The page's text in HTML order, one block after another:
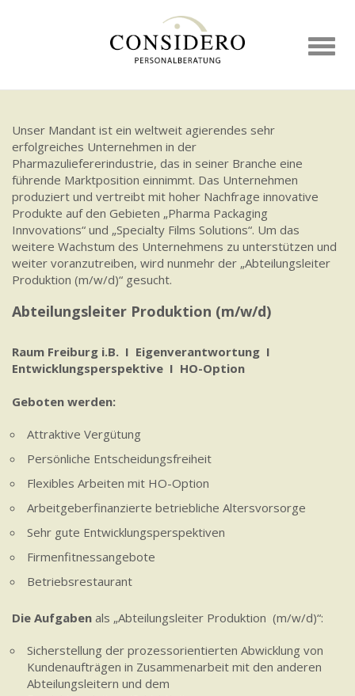
Unser Mandant ist ein weltweit agierendes sehr
erfolgreiches Unternehmen in der
Pharmazuliefererindustrie, das in seiner Branche eine
führende Marktposition einnimmt. Das Unternehmen
produziert und vertreibt mit hoher Nachfrage innovative
Produkte auf den Gebieten „Pharma Packaging
Innvovations“ und „Specialty Films Solutions“. Um das
weitere Wachstum des Unternehmens zu unterstützen und
weiter voranzutreiben, wird nunmehr der „Abteilungsleiter
Produktion (m/w/d)“ gesucht.
Abteilungsleiter Produktion (m/w/d)
Raum Freiburg i.B. I Eigenverantwortung I
Entwicklungsperspektive I HO-Option
Geboten werden:
Attraktive Vergütung
Persönliche Entscheidungsfreiheit
Flexibles Arbeiten mit HO-Option
Arbeitgeberfinanzierte betriebliche Altersvorsorge
Sehr gute Entwicklungsperspektiven
Firmenfitnessangebote
Betriebsrestaurant
Die Aufgaben als „Abteilungsleiter Produktion (m/w/d)“:
Sicherstellung der prozessorientierten Abwicklung von
Kundenaufträgen in Zusammenarbeit mit den anderen
Abteilungsleitern und dem